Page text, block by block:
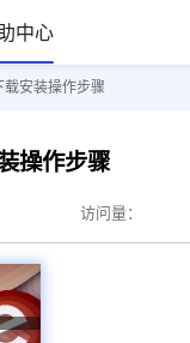
中心
载安装操作步骤
操作步骤
访问量：